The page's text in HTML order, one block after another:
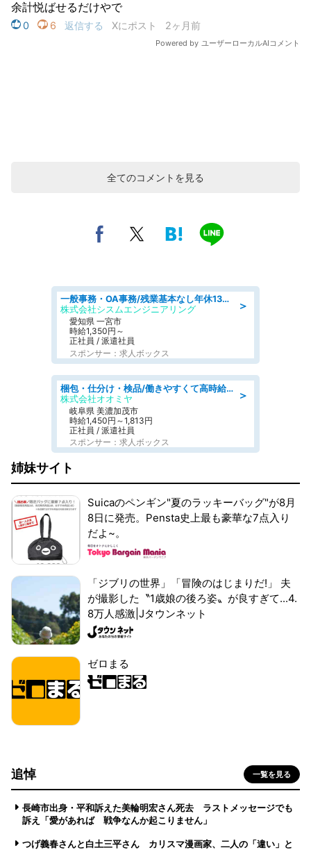
全てのコメントを見る
＞
一般事務・OA事務/残業基本なし年休130日社保完備の一般・調達事務
株式会社シスムエンジニアリング
愛知県 一宮市
時給1,350円～
正社員 / 派遣社員
スポンサー：求人ボックス
＞
梱包・仕分け・検品/働きやすくて高時給の仕分け作業長期休暇充実/残業なし
株式会社オオミヤ
岐阜県 美濃加茂市
時給1,450円～1,813円
正社員 / 派遣社員
スポンサー：求人ボックス
姉妹サイト
Suicaのペンギン"夏のラッキーバッグ"が8月
8日に発売。Pensta史上最も豪華な7点入り
だよ~。
「ジブリの世界」「冒険のはじまりだ!」 夫
が撮影した〝1歳娘の後ろ姿〟が良すぎて...4.
8万人感激|Jタウンネット
ゼロまる
追悼 一覧を見る
長崎市出身・平和訴えた美輪明宏さん死去 ラストメッセージでも
訴え「愛があれば 戦争なんか起こりません」
つげ義春さんと白土三平さん カリスマ漫画家、二人の「違い」と